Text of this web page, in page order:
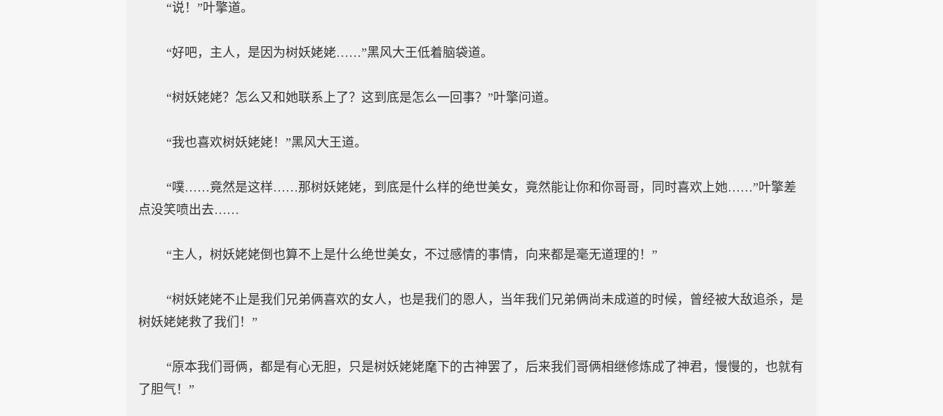
“说！”叶擎道。
“好吧，主人，是因为树妖姥姥……”黑风大王低着脑袋道。
“树妖姥姥？怎么又和她联系上了？这到底是怎么一回事？”叶擎问道。
“我也喜欢树妖姥姥！”黑风大王道。
“噗……竟然是这样……那树妖姥姥，到底是什么样的绝世美女，竟然能让你和你哥哥，同时喜欢上她……”叶擎差
点没笑喷出去……
“主人，树妖姥姥倒也算不上是什么绝世美女，不过感情的事情，向来都是毫无道理的！”
“树妖姥姥不止是我们兄弟俩喜欢的女人，也是我们的恩人，当年我们兄弟俩尚未成道的时候，曾经被大敌追杀，是
树妖姥姥救了我们！”
“原本我们哥俩，都是有心无胆，只是树妖姥姥麾下的古神罢了，后来我们哥俩相继修炼成了神君，慢慢的，也就有
了胆气！”